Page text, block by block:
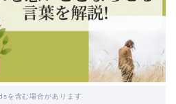
を含む場合があります